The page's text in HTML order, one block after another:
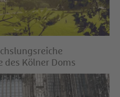
des Kölner Doms